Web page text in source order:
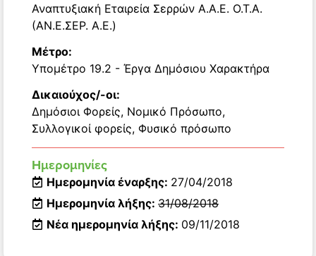
Αναπτυξιακή Εταιρεία Σερρών Α.Α.Ε. Ο.Τ.Α.
(ΑΝ.Ε.ΣΕΡ. Α.Ε.)
Μέτρο:
Υπομέτρο 19.2 - Έργα Δημόσιου Χαρακτήρα
Δικαιούχος/-οι:
Δημόσιοι Φορείς, Νομικό Πρόσωπο,
Συλλογικοί φορείς, Φυσικό πρόσωπο
Ημερομηνίες
Ημερομηνία έναρξης: 27/04/2018
Ημερομηνία λήξης: 31/08/2018
Νέα ημερομηνία λήξης: 09/11/2018